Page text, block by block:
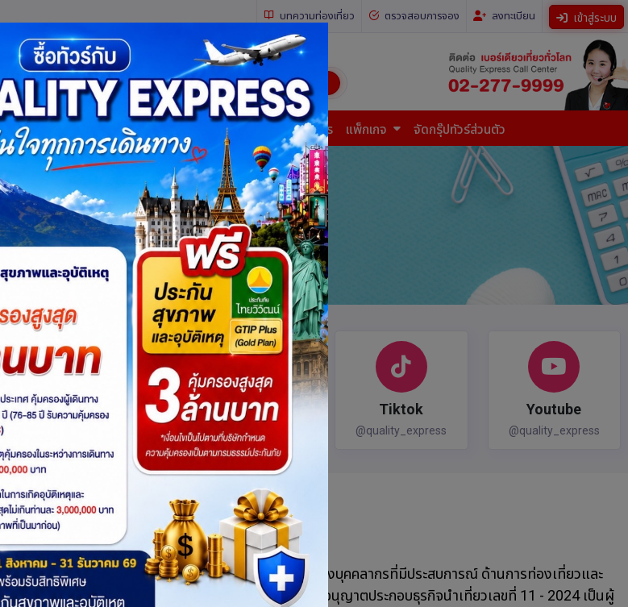
บทความท่องเที่ยว ตรวจสอบการจอง ลงทะเบียน เข้าสู่ระบบ
วชาญด้านการท่องเที่ยว ทัวร์ ในประเทศ และ ต่างประเทศ (เที่ยวทั่วโลก)
บัตรเข้าชม JR Pass เรือสำราญ บริการยื่นเอกสาร แพ็กเกจ จัดกรุ๊ปทัวร์ส่วนตัว
เกี่ยวกับเรา
Instagram Line Official
@qualityexpress
Tiktok
@quality_express
Youtube
@quality_express
นที่ยอมรับของวงการท่องเที่ยวมาช้านาน มีการรวมตัวของบุคคลากรที่มีประสบการณ์ ด้านการท่องเที่ยวและ
อมั่นในด้านธุรกิจท่องเที่ยวมาจวบจนปัจจุบัน และได้รับใบอนุญาตประกอบธุรกิจนำเที่ยวเลขที่ 11 - 2024 เป็นผู้